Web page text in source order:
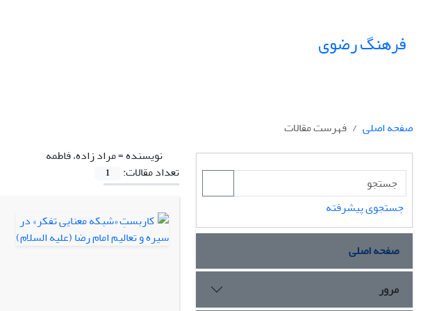
فرهنگ رضوی
صفحه اصلی
فهرست مقالات
نویسنده =مراد زاده، فاطمه
تعداد مقالات:
1
جستجوی پیشرفته
صفحه اصلی
مرور